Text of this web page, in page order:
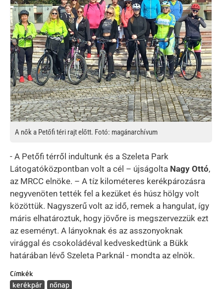
A nők a Petőfi téri rajt előtt. Fotó: magánarchívum
- A Petőfi térről indultunk és a Szeleta Park
Látogatóközpontban volt a cél – újságolta Nagy Ottó,
az MRCC elnöke. – A tíz kilométeres kerékpározásra
negyvenöten tették fel a kezüket és húsz hölgy volt
közöttük. Nagyszerű volt az idő, remek a hangulat, így
máris elhatároztuk, hogy jövőre is megszervezzük ezt
az eseményt. A lányoknak és az asszonyoknak
virággal és csokoládéval kedveskedtünk a Bükk
határában lévő Szeleta Parknál - mondta az elnök.
Címkék
kerékpár
nőnap